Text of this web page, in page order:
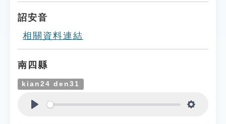
詔安音
相關資料連結
南四縣
kian24 den31